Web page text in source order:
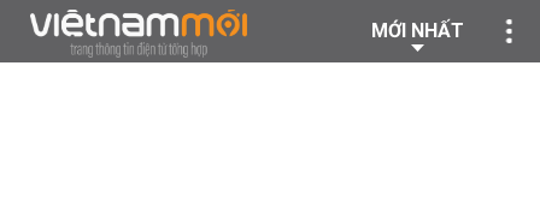
MỚI NHẤT